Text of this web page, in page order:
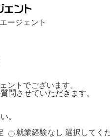
ージェント
ントでございます。
問させていただきます。
。
就業経験なし 選択してく